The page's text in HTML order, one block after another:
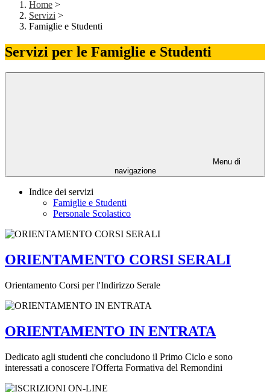
Home >
Servizi >
Famiglie e Studenti
Servizi per le Famiglie e Studenti
Menu di
navigazione
Indice dei servizi
Famiglie e Studenti
Personale Scolastico
ORIENTAMENTO CORSI SERALI
Orientamento Corsi per l'Indirizzo Serale
ORIENTAMENTO IN ENTRATA
Dedicato agli studenti che concludono il Primo Ciclo e sono
interessati a conoscere l'Offerta Formativa del Remondini